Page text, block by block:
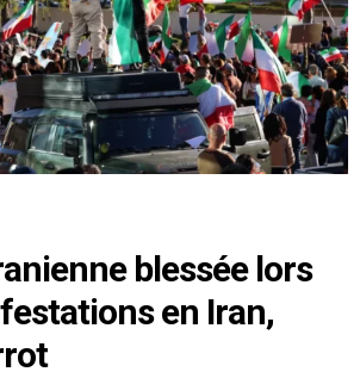
blessée lors
en Iran,